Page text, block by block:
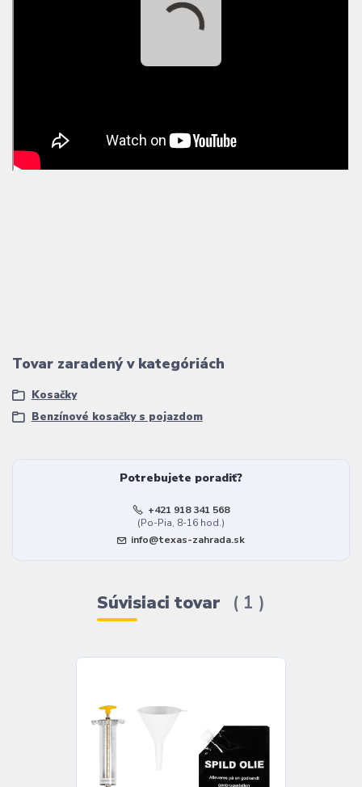
Tovar zaradený v kategóriách
Kosačky
Benzínové kosačky s pojazdom
Potrebujete poradiť?
+421 918 341 568
(Po-Pia, 8-16 hod.)
info@texas-zahrada.sk
Súvisiaci tovar 1